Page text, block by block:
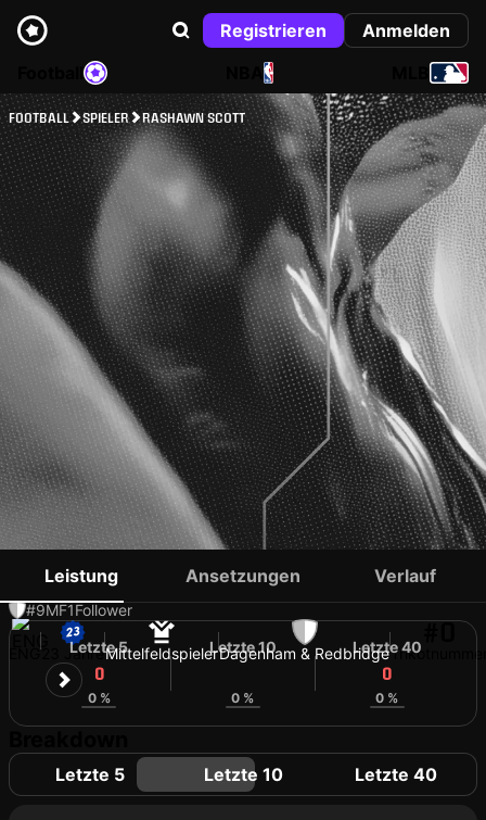
Registrieren
Anmelden
NBA
FOOTBALL SPIELER RASHAWN SCOTT
RASHAWN SCOTT
#9MF1Follower
23 JahreMittelfeldspielerDagenham & Redbridge
Leistung Ansetzungen Verlauf
Letzte 5
0
0 %
Letzte 10
0 %
Letzte 40
0
0 %
Letzte 5 Letzte 10 Letzte 40